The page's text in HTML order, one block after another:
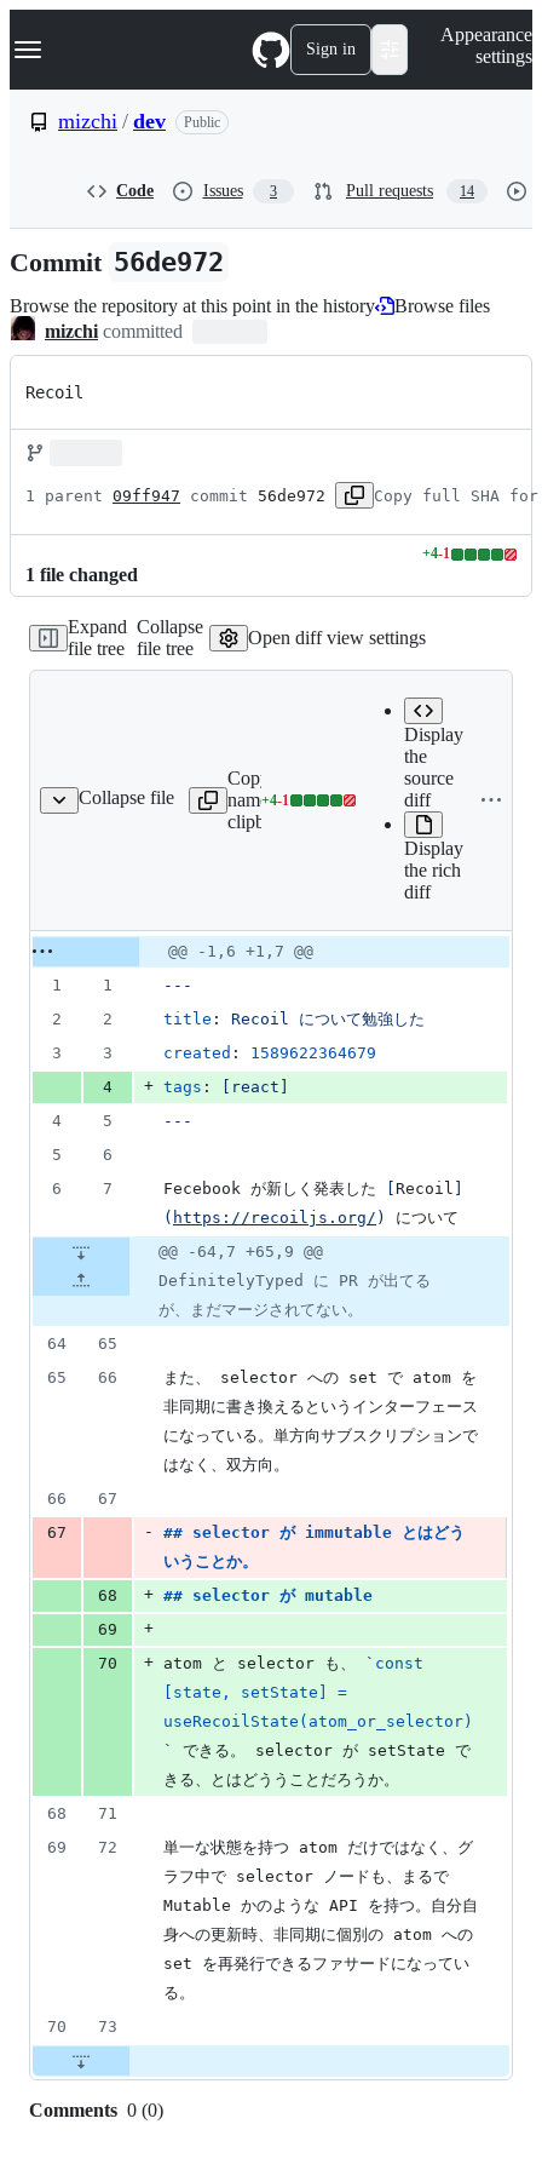
k
p
n
Navigation Menu Sign in
Appearance
settings
mizchi / dev Public
Code Issues 3 Pull requests 14
Commit 56de972
Browse the repository at this point in the history
Browse files
mizchi committed
Recoil
1 parent 09ff947 commit 56de972 Copy full SHA for
1 file changed
+4-1
Lines
additions
1
deletion
Expand
file tree
Collapse
file tree
Open diff view settings
Collapse file
docs/study-recoil.mdx
Copy file
name to
clipboard
Expand all
lines:
docs/study-
recoil.mdx
+4-1
Lines
deletion
Display
the
source
diff
Display
the rich
diff
Original
file line
number
Diff line
number
Diff
line
change
@@ -1,6 +1,7 @@
1
1
---
2
2 title : Recoil について勉強した
3
3 created : 1589622364679
4
+ tags :
[react]
4
5
---
5
6
6
7 Fecebook が新しく発表した Recoil
( https://recoiljs.org/ )
について
@@ -64,7 +65,9 @@
DefinitelyTyped に PR が出てる
が、まだマージされてない。
64
65
65
66
また、 selector への set で atom を
非同期に書き換えるというインターフェース
になっている。単方向サブスクリプションで
はなく、双方向。
66
67
67
- ## selector が immutable とはどう
いうことか。
68
+ ## selector が mutable
69
+
70
+ atom と selector も、 ` const
[state, setState] =
useRecoilState(atom_or_selector)
`
できる。 selector が setState で
きる、とはどううことだろうか。
68
71
69
72
単一な状態を持つ atom だけではなく、グ
ラフ中で selector ノードも、まるで
Mutable かのような API を持つ。自分自
身への更新時、非同期に個別の atom への
set を再発行できるファサードになってい
る。
70
73
Comments 0 (0)